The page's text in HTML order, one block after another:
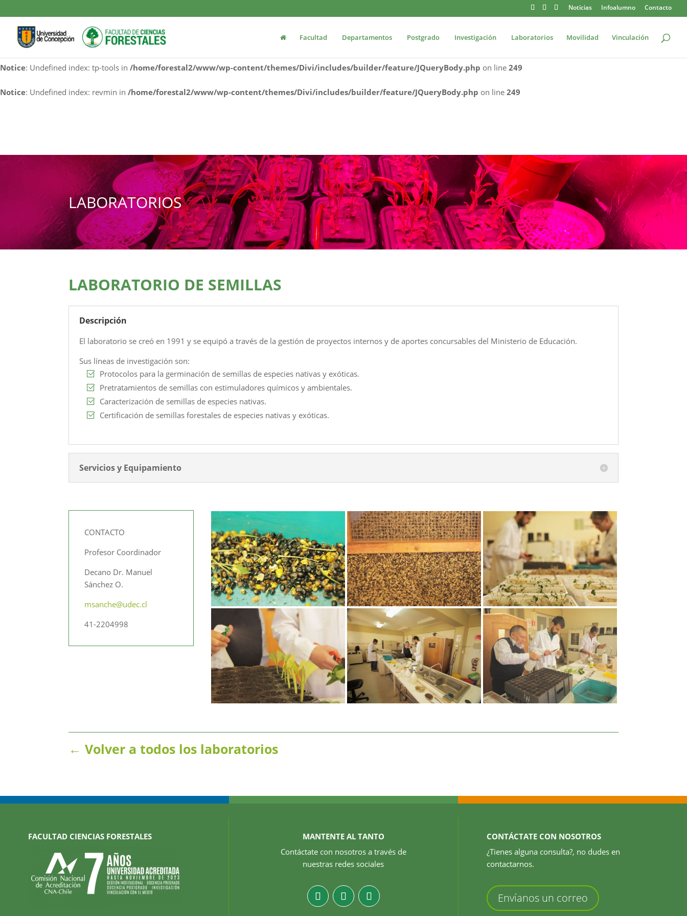
Notice: Undefined index: cf7rl-redirect_method in/home/forestal2/www/wp-content/themes/Divi/includes/builder/feature/JQueryBody.phpon line249
Notice: Undefined index: contact-form-7 in/home/forestal2/www/wp-content/themes/Divi/includes/builder/feature/JQueryBody.php on line249
Notice: Undefined index: tp-tools in /home/forestal2/www/wp-content/themes/Divi/includes/builder/feature/JQueryBody.php on line 249
Notice: Undefined index: revmin in /home/forestal2/www/wp-content/themes/Divi/includes/builder/feature/JQueryBody.php on line 249
Noticias Infoalumno Contacto
Facultad Departamentos Postgrado Investigación Laboratorios Movilidad Vinculación
LABORATORIOS
LABORATORIO DE SEMILLAS
Descripción
El laboratorio se creó en 1991 y se equipó a través de la gestión de proyectos internos y de aportes concursables del Ministerio de Educación.
Sus líneas de investigación son:
Protocolos para la germinación de semillas de especies nativas y exóticas.
Pretratamientos de semillas con estimuladores químicos y ambientales.
Caracterización de semillas de especies nativas.
Certificación de semillas forestales de especies nativas y exóticas.
Servicios y Equipamiento
CONTACTO
Profesor Coordinador
Decano Dr. Manuel
Sánchez O.
msanche@udec.cl
41-2204998
← Volver a todos los laboratorios
FACULTAD CIENCIAS FORESTALES
MANTENTE AL TANTO
Contáctate con nosotros a través de
nuestras redes sociales
CONTÁCTATE CON NOSOTROS
¿Tienes alguna consulta?, no dudes en
contactarnos.
Envíanos un correo